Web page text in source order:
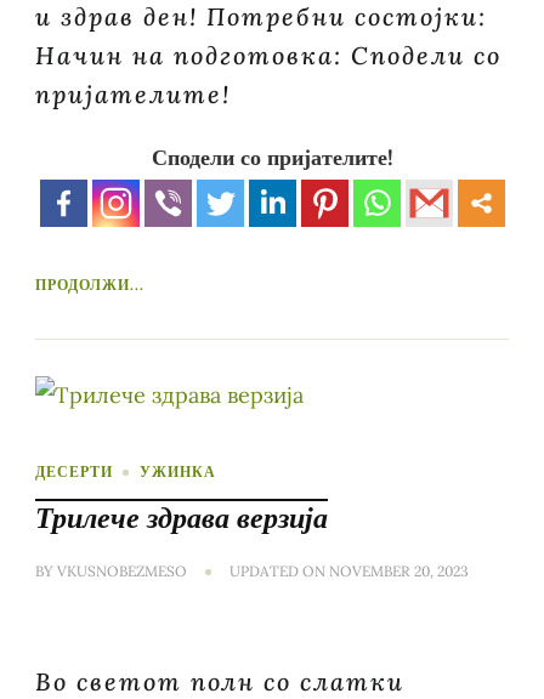
и здрав ден! Потребни состојки:
Начин на подготовка: Сподели со
пријателите!
Сподели со пријателите!
ПРОДОЛЖИ...
ДЕСЕРТИ УЖИНКА
Трилече здрава верзија
BY VKUSNOBEZMESO UPDATED ON NOVEMBER 20, 2023
Во светот полн со слатки